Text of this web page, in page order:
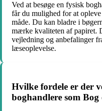
Ved at besøge en fysisk
får du mulighed for at
måde. Du kan bladre i
mærke kvaliteten af papiret.
vejledning og anbefalinger
læseoplevelse.
Hvilke fordele er der
boghandlere som